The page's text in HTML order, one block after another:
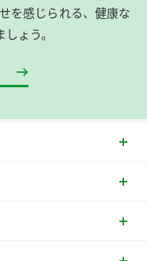
を感じられる、健康な
ょう。